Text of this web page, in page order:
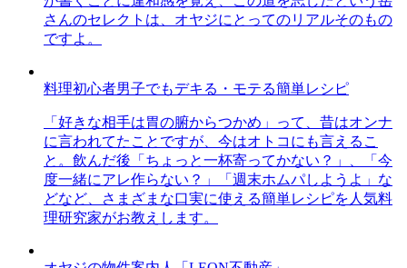
さんのセレクトは、オヤジにとってのリアルそのもの
ですよ。
料理初心者男子でもデキる・モテる簡単レシピ
「好きな相手は胃の腑からつかめ」って、昔はオンナ
に言われてたことですが、今はオトコにも言えるこ
と。飲んだ後「ちょっと一杯寄ってかない？」、「今
度一緒にアレ作らない？」「週末ホムパしようよ」な
どなど、さまざまな口実に使える簡単レシピを人気料
理研究家がお教えします。